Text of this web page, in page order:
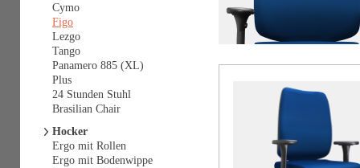
Cymo
Figo
Lezgo
Tango
Panamero 885 (XL)
Plus
24 Stunden Stuhl
Brasilian Chair
Hocker
Ergo mit Rollen
Ergo mit Bodenwippe